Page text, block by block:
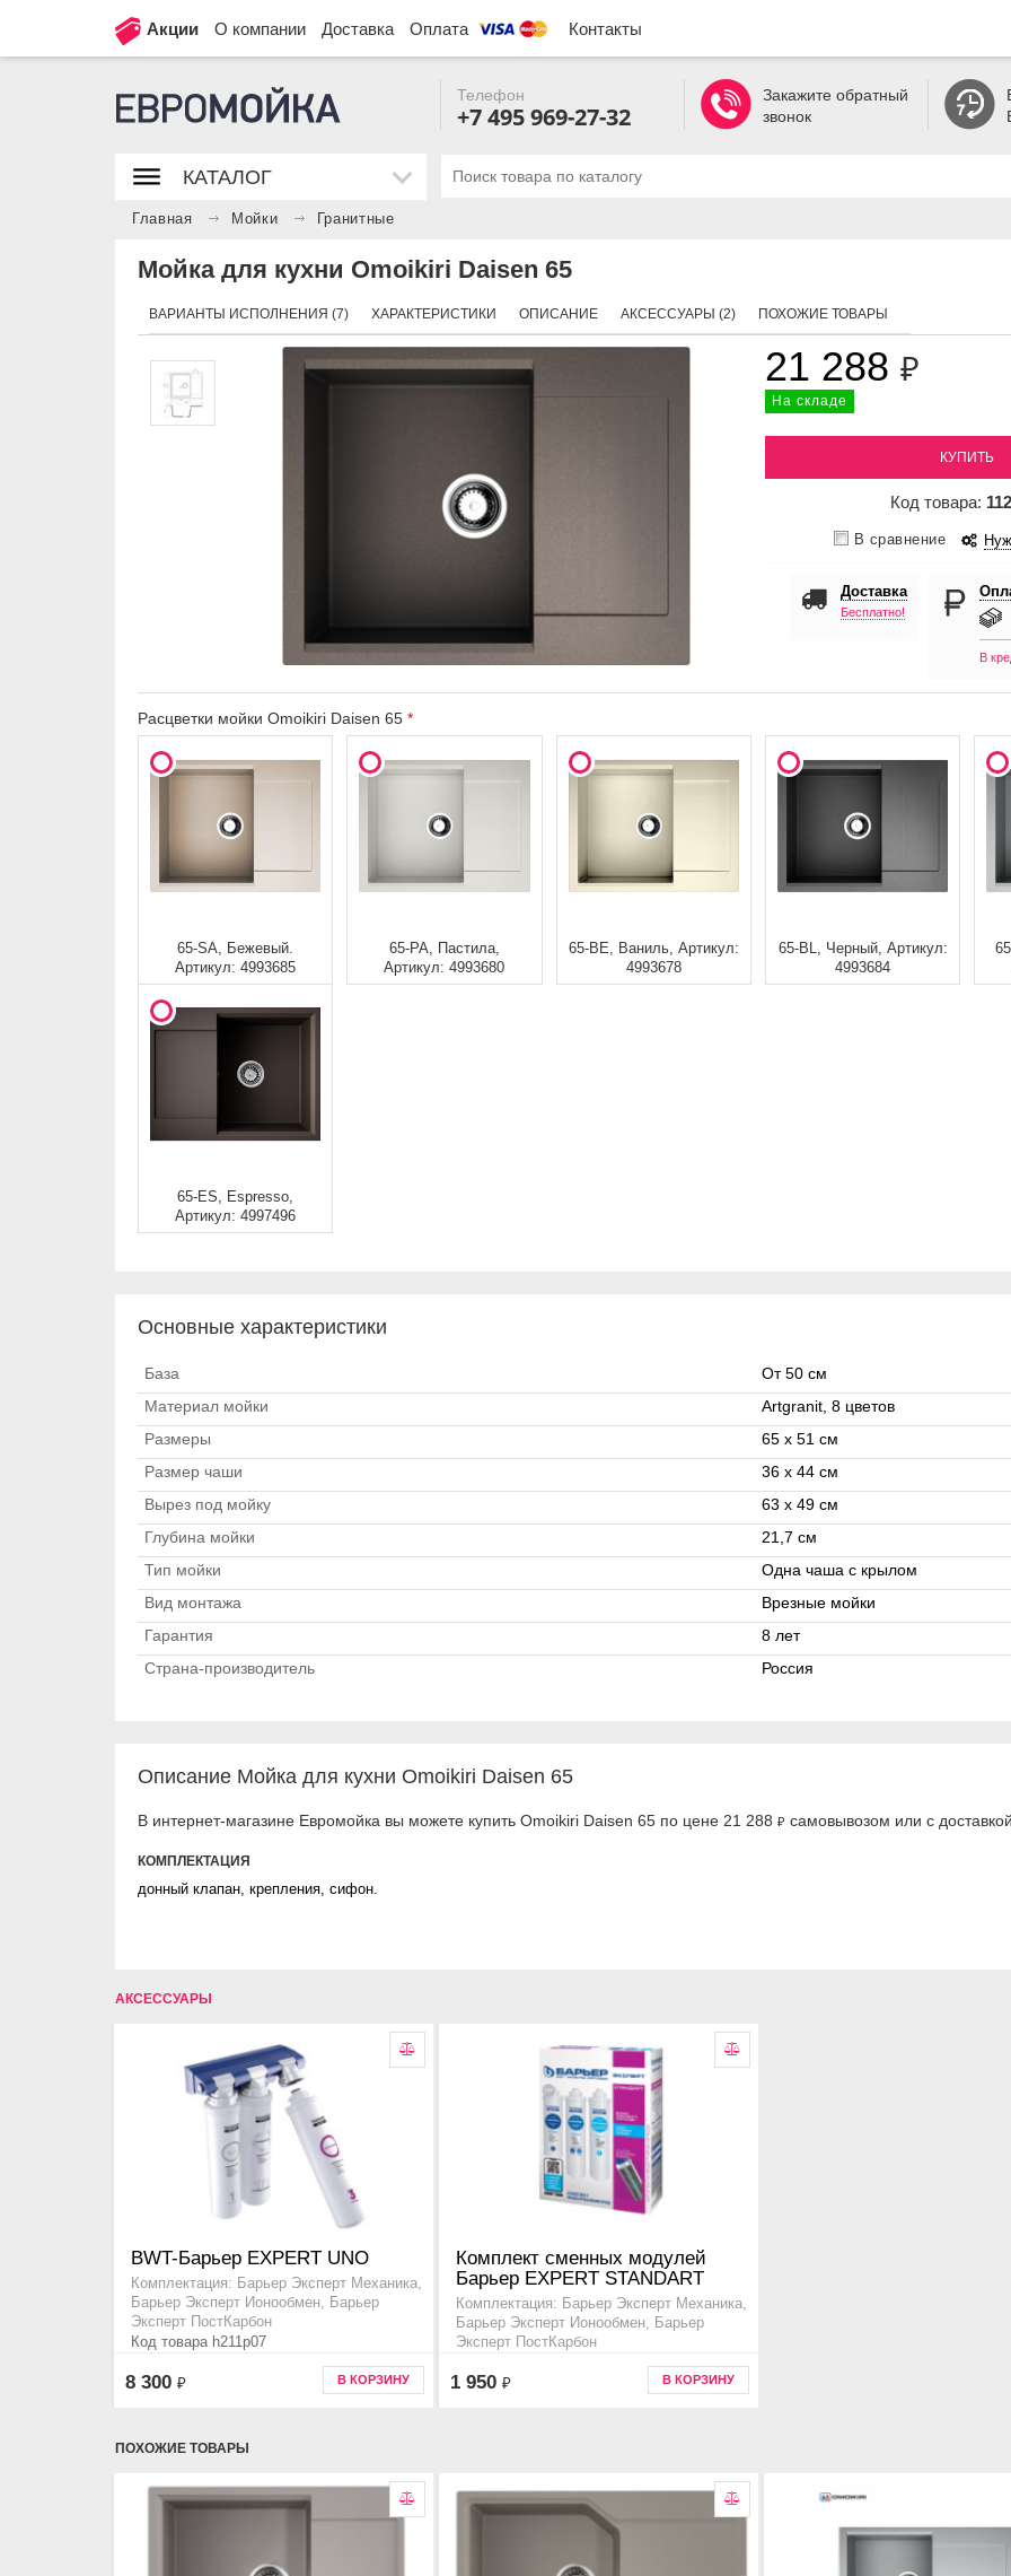
Акции О компании Доставка Оплата Контакты
Телефон
+7 495 969-27-32
Закажите обратный
звонок
КАТАЛОГ
Главная Мойки Гранитные
Мойка для кухни Omoikiri Daisen 65
ВАРИАНТЫ ИСПОЛНЕНИЯ (7) ХАРАКТЕРИСТИКИ ОПИСАНИЕ АКСЕССУАРЫ (2) ПОХОЖИЕ ТОВАРЫ
21 288 ₽
На складе
КУПИТЬ
Код товара: 112
В сравнение
Доставка
Бесплатно!
В
Расцветки мойки Omoikiri Daisen 65
65-SA, Бежевый.
Артикул: 4993685
65-PA, Пастила,
Артикул: 4993680
65-BE, Ваниль, Артикул:
4993678
65-BL, Черный, Артикул:
4993684
65-ES, Espresso,
Артикул: 4997496
Основные характеристики
База
От 50 см
Материал мойки
Artgranit, 8 цветов
Размеры
65 x 51 см
Размер чаши
36 x 44 см
Вырез под мойку
63 x 49 см
Глубина мойки
21,7 см
Тип мойки
Одна чаша с крылом
Вид монтажа
Врезные мойки
Гарантия
8 лет
Страна-производитель
Россия
Описание Мойка для кухни Omoikiri Daisen 65
В интернет-магазине Евромойка вы можете купить Omoikiri Daisen 65 по цене 21 288 ₽ самовывозом или с
КОМПЛЕКТАЦИЯ
донный клапан, крепления, сифон.
АКСЕССУАРЫ
BWT-Барьер EXPERT UNO
Комплектация: Барьер Эксперт Механика,
Барьер Эксперт Ионообмен, Барьер
Эксперт ПостКарбон
Код товара h211p07
8 300 ₽ В КОРЗИНУ
Комплект сменных модулей
Барьер EXPERT STANDART
Комплектация: Барьер Эксперт Механика,
Барьер Эксперт Ионообмен, Барьер
Эксперт ПостКарбон
1 950 ₽ В КОРЗИНУ
ПОХОЖИЕ ТОВАРЫ